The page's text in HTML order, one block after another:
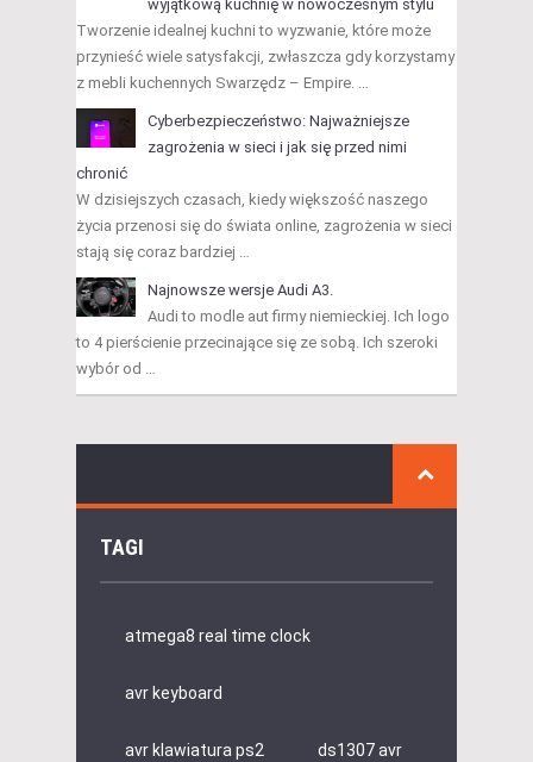
wyjątkową kuchnię w nowoczesnym stylu
Tworzenie idealnej kuchni to wyzwanie, które może
przynieść wiele satysfakcji, zwłaszcza gdy korzystamy
z mebli kuchennych Swarzędz – Empire. …
Cyberbezpieczeństwo: Najważniejsze
zagrożenia w sieci i jak się przed nimi
chronić
W dzisiejszych czasach, kiedy większość naszego
życia przenosi się do świata online, zagrożenia w sieci
stają się coraz bardziej …
Najnowsze wersje Audi A3.
Audi to modle aut firmy niemieckiej. Ich logo
to 4 pierścienie przecinające się ze sobą. Ich szeroki
wybór od …
TAGI
atmega8 real time clock
avr keyboard
avr klawiatura ps2 ds1307 avr